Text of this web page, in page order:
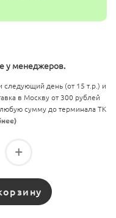
у менеджеров.
следующий день (от 15 т.р.) и
в Москву от 300 рублей
любую сумму до терминала ТК
+